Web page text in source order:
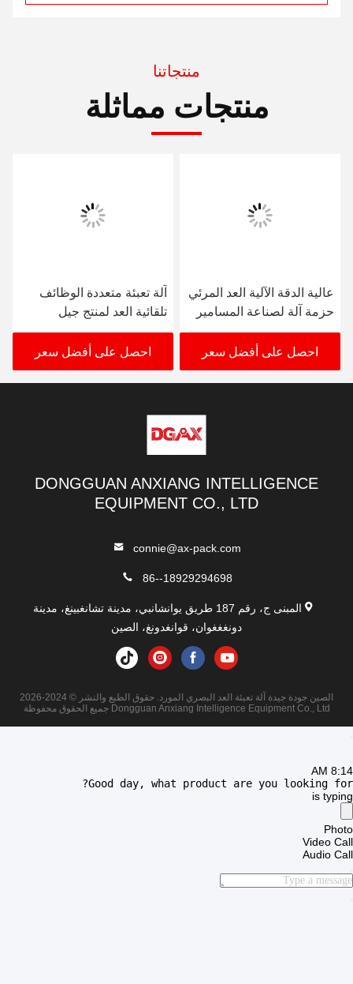
منتجات مماثلة
حزمة آلة لصناعة المسامير
الربيعية
احصل على أفضل سعر
تلقائية العد لمنتج جيل
السيليكا
احصل على أفضل سعر
EQUIPMENT CO., LTD
دونغغغوان، قوانغدونغ، الصين
Dongguan Anxiang Intelligence Equipment Co., Ltd جميع الحقوق محفوظة
Good day, what product are you looking for?
is typing
Video Call
Audio Call